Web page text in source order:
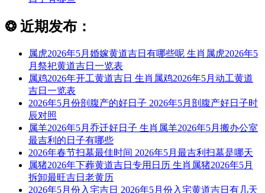
❂ 近期发布：
属虎2026年5月婚嫁黄道吉日有哪些呢 生肖属虎2026年5
月祭祀黄道吉日一览表
属鸡2026年开工黄道吉日 生肖属鸡2026年5月动工黄道
吉日一览表
2026年5月份剖腹产的好日子 2026年5月剖腹产好日子时
辰对照
属羊2026年5月乔迁好日子 生肖属羊2026年5月搬办公室
最吉利的日子有哪些
2026年春节扫墓最佳时间 2026年5月最吉利扫墓是哪天
属猪2026年下葬黄道吉日专用日历 生肖属猪2026年5月
拆卸最旺吉日老黄历
2026年5月份入宅吉日 2026年5月份入宅黄道吉日有几天